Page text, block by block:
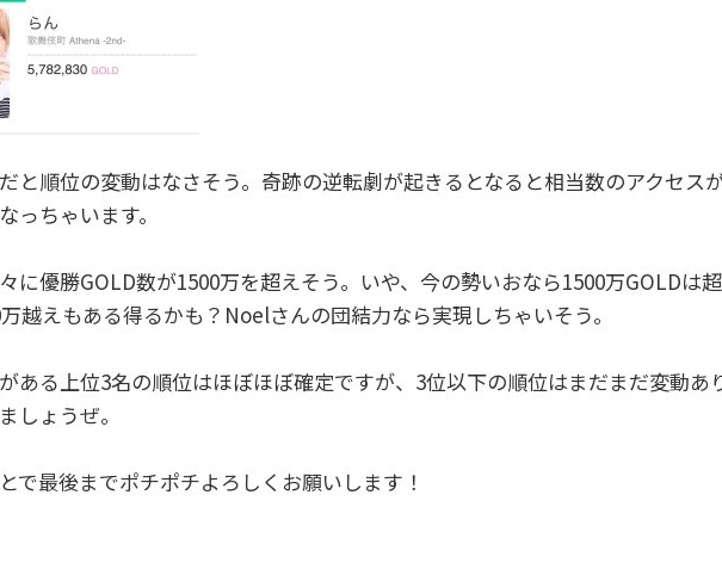
と順位の変動はなさそう。奇跡の逆転劇が起きるとなると相当数のアクセス
っちゃいます。
に優勝GOLD数が1500万を超えそう。いや、今の勢いおなら1500万GOLDは
越えもある得るかも？Noelさんの団結力なら実現しちゃいそう。
ある上位3名の順位はほぼほぼ確定ですが、3位以下の順位はまだまだ変動あ
しょうぜ。
で最後までポチポチよろしくお願いします！